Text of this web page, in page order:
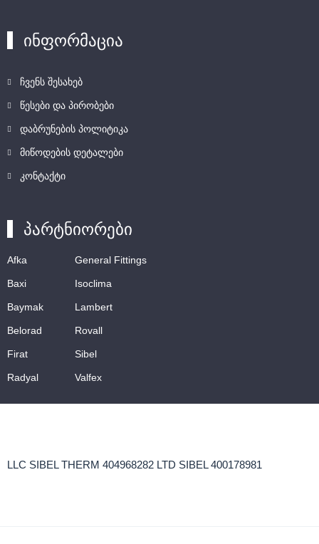
ინფორმაცია
ჩვენს შესახებ
წესები და პირობები
დაბრუნების პოლიტიკა
მიწოდების დეტალები
კონტაქტი
პარტნიორები
Afka
Baxi
Baymak
Belorad
Firat
Radyal
General Fittings
Isoclima
Lambert
Rovall
Sibel
Valfex
LLC SIBEL THERM 404968282 LTD SIBEL 400178981